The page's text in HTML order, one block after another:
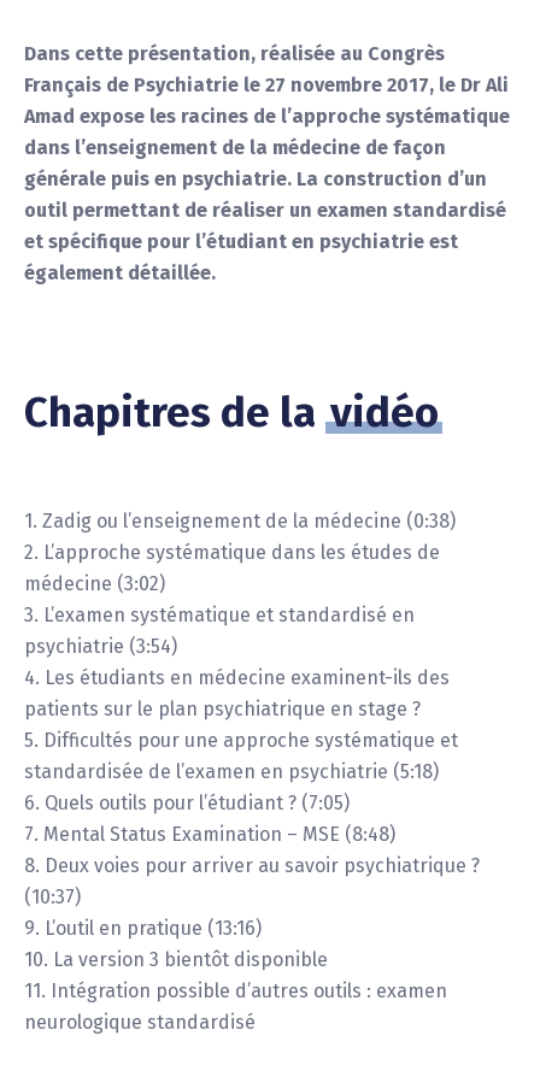
Dans cette présentation, réalisée au Congrès
Français de Psychiatrie le 27 novembre 2017, le Dr Ali
Amad expose les racines de l’approche systématique
dans l’enseignement de la médecine de façon
générale puis en psychiatrie. La construction d’un
outil permettant de réaliser un examen standardisé
et spécifique pour l’étudiant en psychiatrie est
également détaillée.
Chapitres de la vidéo
1. Zadig ou l’enseignement de la médecine (0:38)
2. L’approche systématique dans les études de
médecine (3:02)
3. L’examen systématique et standardisé en
psychiatrie (3:54)
4. Les étudiants en médecine examinent-ils des
patients sur le plan psychiatrique en stage ?
5. Difficultés pour une approche systématique et
standardisée de l’examen en psychiatrie (5:18)
6. Quels outils pour l’étudiant ? (7:05)
7. Mental Status Examination – MSE (8:48)
8. Deux voies pour arriver au savoir psychiatrique ?
(10:37)
9. L’outil en pratique (13:16)
10. La version 3 bientôt disponible
11. Intégration possible d’autres outils : examen
neurologique standardisé